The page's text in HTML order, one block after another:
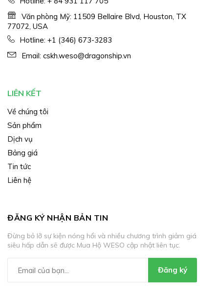
Văn phòng Mỹ: 11509 Bellaire Blvd, Houston, TX
77072, USA
Hotline: +1 (346) 673-3283
Email: cskh.weso@dragonship.vn
LIÊN KẾT
Về chúng tôi
Sản phẩm
Dịch vụ
Bảng giá
Tin tức
Liên hệ
ĐĂNG KÝ NHẬN BẢN TIN
Đừng bỏ lỡ sự kiện nóng hổi và nhiều chương trình giảm giá
siêu hấp dẫn sẽ được Mua Hộ WESO cập nhật liên tục.
Đăng ký